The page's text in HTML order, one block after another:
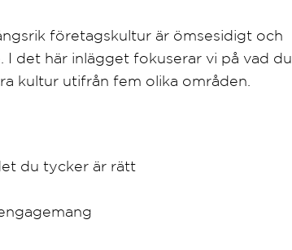
företagskultur är ömsesidigt och
I det här inlägget fokuserar vi på vad du
kultur utifrån fem olika områden.
du tycker är rätt